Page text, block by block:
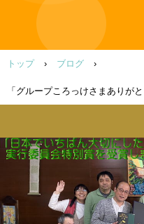
トップ › ブログ ›
「グループころっけさまありが